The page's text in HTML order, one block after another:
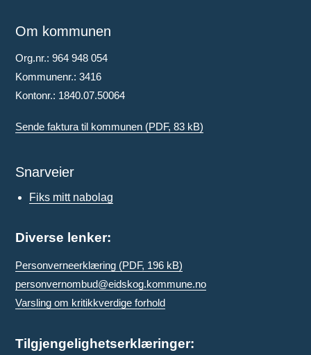
Om kommunen
Org.nr.: 964 948 054
Kommunenr.: 3416
Kontonr.: 1840.07.50064
Sende faktura til kommunen (PDF, 83 kB)
Snarveier
Fiks mitt nabolag
Diverse lenker:
Personverneerklæring (PDF, 196 kB)
personvernombud@eidskog.kommune.no
Varsling om kritikkverdige forhold
Tilgjengelighetserklæringer: